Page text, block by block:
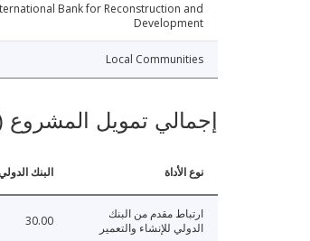
Bank for Reconstruction and
Development
Local Communities
إجمالي تمويل المشروع
نوع الأداة البنك
ارتباط مقدم من البنك
الدولي للإنشاء والتعمير
30.00